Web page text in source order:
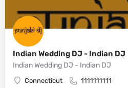
Indian Wedding DJ - Indian DJ
Indian Wedding DJ - Indian DJ
Connecticut 1111111111